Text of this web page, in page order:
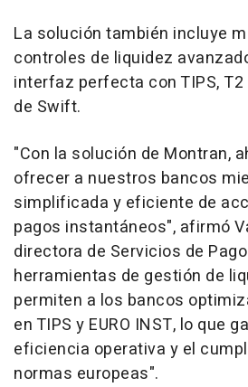
La solución también incluye
controles de liquidez
interfaz perfecta con TIPS, T2
de Swift.
"Con la solución de Montran,
ofrecer a nuestros bancos
simplificada y eficiente de
pagos instantáneos", afirmó
directora de Servicios de
herramientas de gestión de
permiten a los bancos
en TIPS y EURO INST, lo que
eficiencia operativa y el
normas europeas".